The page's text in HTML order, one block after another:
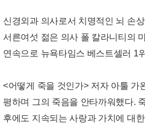
신경외과 의사로서 치명적인 뇌 손
서른여섯 젊은 의사 폴 칼라니티의
연속으로 뉴욕타임스 베스트셀러 1
<어떻게 죽을 것인가> 저자 아툴 가
평하며 그의 죽음을 안타까워했다.
후에도 지속되는 사랑과 가치에 대